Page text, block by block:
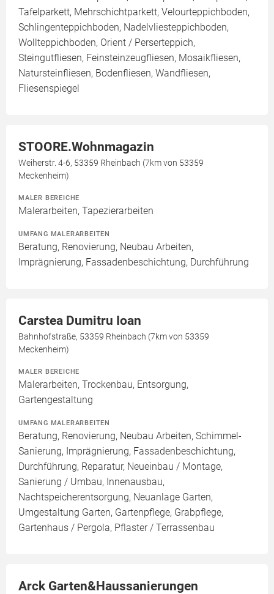
Tafelparkett, Mehrschichtparkett, Velourteppichboden,
Schlingenteppichboden, Nadelvliesteppichboden,
Wollteppichboden, Orient / Perserteppich,
Steingutfliesen, Feinsteinzeugfliesen, Mosaikfliesen,
Natursteinfliesen, Bodenfliesen, Wandfliesen,
Fliesenspiegel
STOORE.Wohnmagazin
Weiherstr. 4-6, 53359 Rheinbach (7km von 53359
Meckenheim)
MALER BEREICHE
Malerarbeiten, Tapezierarbeiten
UMFANG MALERARBEITEN
Beratung, Renovierung, Neubau Arbeiten,
Imprägnierung, Fassadenbeschichtung, Durchführung
Carstea Dumitru Ioan
Bahnhofstraße, 53359 Rheinbach (7km von 53359
Meckenheim)
MALER BEREICHE
Malerarbeiten, Trockenbau, Entsorgung,
Gartengestaltung
UMFANG MALERARBEITEN
Beratung, Renovierung, Neubau Arbeiten, Schimmel-
Sanierung, Imprägnierung, Fassadenbeschichtung,
Durchführung, Reparatur, Neueinbau / Montage,
Sanierung / Umbau, Innenausbau,
Nachtspeicherentsorgung, Neuanlage Garten,
Umgestaltung Garten, Gartenpflege, Grabpflege,
Gartenhaus / Pergola, Pflaster / Terrassenbau
Arck Garten&Haussanierungen